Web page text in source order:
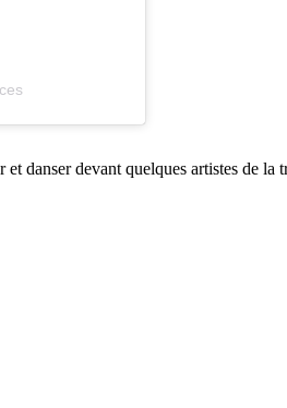
et danser devant quelques artistes de